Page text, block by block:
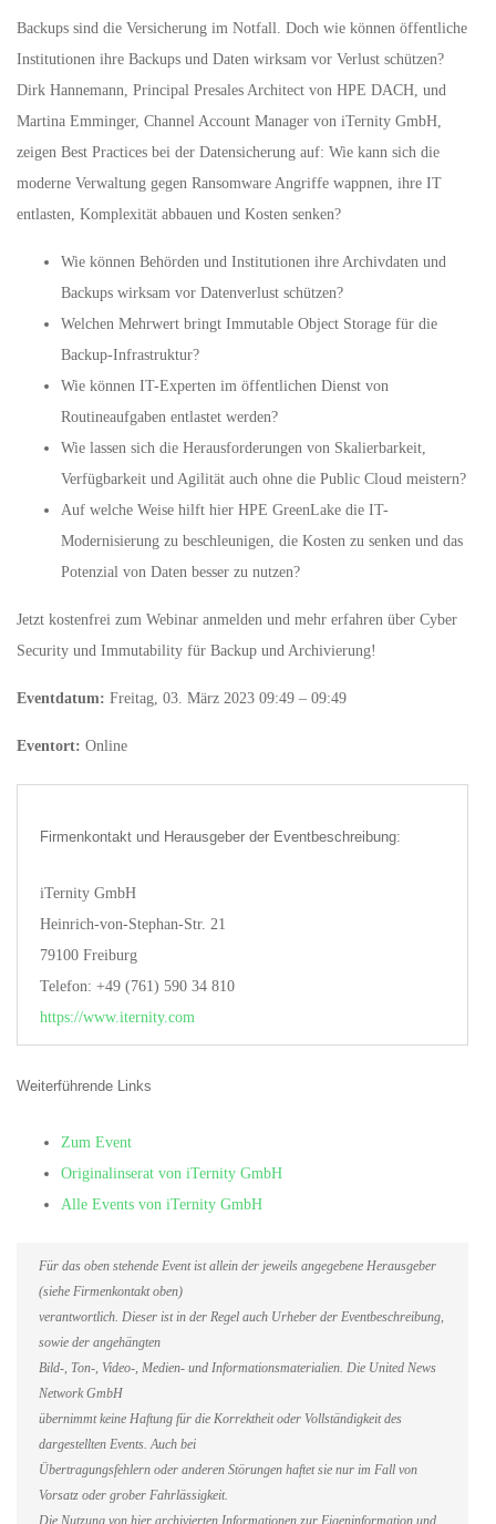
Backups sind die Versicherung im Notfall. Doch wie können öffentliche
Institutionen ihre Backups und Daten wirksam vor Verlust schützen?
Dirk Hannemann, Principal Presales Architect von HPE DACH, und
Martina Emminger, Channel Account Manager von iTernity GmbH,
zeigen Best Practices bei der Datensicherung auf: Wie kann sich die
moderne Verwaltung gegen Ransomware Angriffe wappnen, ihre IT
entlasten, Komplexität abbauen und Kosten senken?
Wie können Behörden und Institutionen ihre Archivdaten und
Backups wirksam vor Datenverlust schützen?
Welchen Mehrwert bringt Immutable Object Storage für die
Backup-Infrastruktur?
Wie können IT-Experten im öffentlichen Dienst von
Routineaufgaben entlastet werden?
Wie lassen sich die Herausforderungen von Skalierbarkeit,
Verfügbarkeit und Agilität auch ohne die Public Cloud meistern?
Auf welche Weise hilft hier HPE GreenLake die IT-
Modernisierung zu beschleunigen, die Kosten zu senken und das
Potenzial von Daten besser zu nutzen?
Jetzt kostenfrei zum Webinar anmelden und mehr erfahren über Cyber
Security und Immutability für Backup und Archivierung!
Eventdatum: Freitag, 03. März 2023 09:49 – 09:49
Eventort: Online
Firmenkontakt und Herausgeber der Eventbeschreibung:
iTernity GmbH
Heinrich-von-Stephan-Str. 21
79100 Freiburg
Telefon: +49 (761) 590 34 810
https://www.iternity.com
Weiterführende Links
Zum Event
Originalinserat von iTernity GmbH
Alle Events von iTernity GmbH
Für das oben stehende Event ist allein der jeweils angegebene Herausgeber
(siehe Firmenkontakt oben)
verantwortlich. Dieser ist in der Regel auch Urheber der Eventbeschreibung,
sowie der angehängten
Bild-, Ton-, Video-, Medien- und Informationsmaterialien. Die United News
Network GmbH
übernimmt keine Haftung für die Korrektheit oder Vollständigkeit des
dargestellten Events. Auch bei
Übertragungsfehlern oder anderen Störungen haftet sie nur im Fall von
Vorsatz oder grober Fahrlässigkeit.